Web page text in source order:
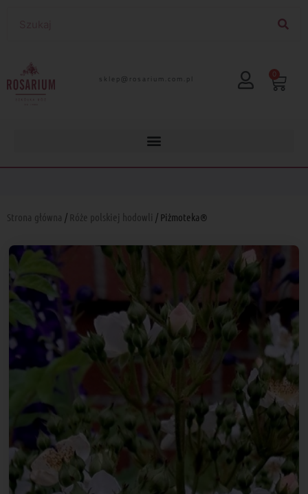
lp.moc.muirasor@pelks 0
Strona główna / Róże polskiej hodowli / Piżmoteka®